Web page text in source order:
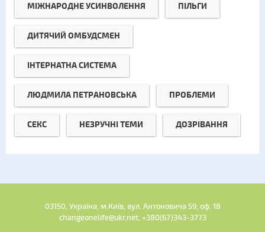
МІЖНАРОДНЕ УСИНВОЛЕННЯ ПІЛЬГИ
ДИТЯЧИЙ ОМБУДСМЕН
ІНТЕРНАТНА СИСТЕМА
ЛЮДМИЛА ПЕТРАНОВСЬКА ПРОБЛЕМИ
СЕКС НЕЗРУЧНІ ТЕМИ ДОЗРІВАННЯ
03150, Україна, м.Київ, вул. Антоновича 59, оф. 18
changeonelife@ukr.net, +380(67)343-3773